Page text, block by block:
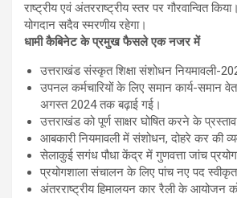
राष्ट्रीय एवं अंतरराष्ट्रीय स्तर पर गौरवान्वित
योगदान सदैव स्मरणीय रहेगा।
धामी कैबिनेट के प्रमुख फैसले एक नजर में
उत्तराखंड संस्कृत शिक्षा संशोधन नियमावली-
उपनल कर्मचारियों के लिए समान कार्य-समान
अगस्त 2024 तक बढ़ाई गई।
उत्तराखंड को पूर्ण साक्षर घोषित करने के
आबकारी नियमावली में संशोधन, दोहरे कर की
सेलाकुई सगंध पौधा केंद्र में गुणवत्ता जांच
प्रयोगशाला संचालन के लिए पांच नए पद
अंतरराष्ट्रीय हिमालयन कार रैली के आयोजन